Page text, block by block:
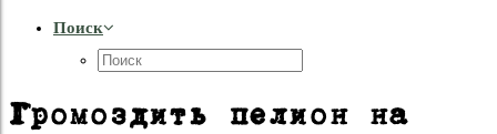
Поиск
Громоздить пелион на